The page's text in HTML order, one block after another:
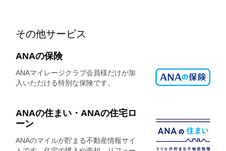
その他サービス
ANAの保険
ANAマイレージクラブ会員様だけが加
入いただける特別な保険です。
ANAの住まい・ANAの住宅ロ
ーン
ANAのマイルが貯まる不動産情報サイ